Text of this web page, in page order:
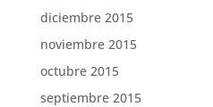
diciembre 2015
noviembre 2015
octubre 2015
septiembre 2015